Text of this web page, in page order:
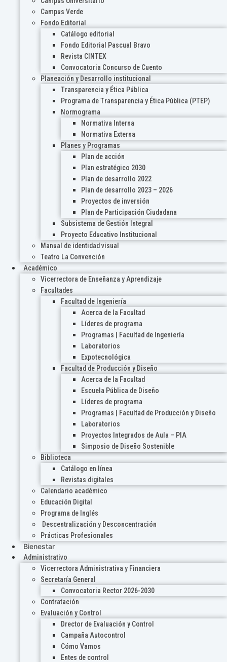
Campus Verde
Fondo Editorial
Catálogo editorial
Fondo Editorial Pascual Bravo
Revista CINTEX
Convocatoria Concurso de Cuento
Planeación y Desarrollo institucional
Transparencia y Ética Pública
Programa de Transparencia y Ética Pública (PTEP)
Normograma
Normativa Interna
Normativa Externa
Planes y Programas
Plan de acción
Plan estratégico 2030
Plan de desarrollo 2022
Plan de desarrollo 2023 – 2026
Proyectos de inversión
Plan de Participación Ciudadana
Subsistema de Gestión Integral
Proyecto Educativo Institucional
Manual de identidad visual
Teatro La Convención
Académico
Vicerrectora de Enseñanza y Aprendizaje
Facultades
Facultad de Ingeniería
Acerca de la Facultad
Líderes de programa
Programas | Facultad de Ingeniería
Laboratorios
Expotecnológica
Facultad de Producción y Diseño
Acerca de la Facultad
Escuela Pública de Diseño
Líderes de programa
Programas | Facultad de Producción y Diseño
Laboratorios
Proyectos Integrados de Aula – PIA
Simposio de Diseño Sostenible
Biblioteca
Catálogo en línea
Revistas digitales
Calendario académico
Educación Digital
Programa de Inglés
Descentralización y Desconcentración
Prácticas Profesionales
Bienestar
Administrativo
Vicerrectora Administrativa y Financiera
Secretaría General
Convocatoria Rector 2026-2030
Contratación
Evaluación y Control
Drector de Evaluación y Control
Campaña Autocontrol
Cómo Vamos
Entes de control